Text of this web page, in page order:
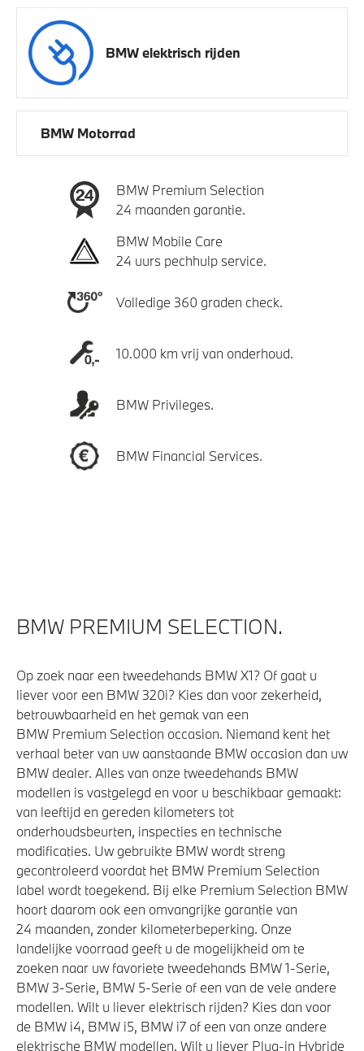
BMW elektrisch rijden
BMW Motorrad
BMW Premium Selection
24 maanden garantie.
BMW Mobile Care
24 uurs pechhulp service.
Volledige 360 graden check.
10.000 km vrij van onderhoud.
BMW Privileges.
BMW Financial Services.
BMW PREMIUM SELECTION.
Op zoek naar een tweedehands BMW X1? Of gaat u
liever voor een BMW 320i? Kies dan voor zekerheid,
betrouwbaarheid en het gemak van een
BMW Premium Selection occasion. Niemand kent het
verhaal beter van uw aanstaande BMW occasion dan uw
BMW dealer. Alles van onze tweedehands BMW
modellen is vastgelegd en voor u beschikbaar gemaakt:
van leeftijd en gereden kilometers tot
onderhoudsbeurten, inspecties en technische
modificaties. Uw gebruikte BMW wordt streng
gecontroleerd voordat het BMW Premium Selection
label wordt toegekend. Bij elke Premium Selection BMW
hoort daarom ook een omvangrijke garantie van
24 maanden, zonder kilometerbeperking. Onze
landelijke voorraad geeft u de mogelijkheid om te
zoeken naar uw favoriete tweedehands BMW 1-Serie,
BMW 3-Serie, BMW 5-Serie of een van de vele andere
modellen. Wilt u liever elektrisch rijden? Kies dan voor
de BMW i4, BMW i5, BMW i7 of een van onze andere
elektrische BMW modellen. Wilt u liever Plug-in Hybride